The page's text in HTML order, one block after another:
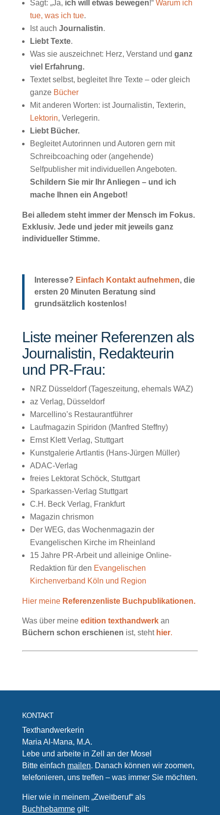
Sagt: „Ja, ich will etwas bewegen!“ Warum ich
tue, was ich tue.
Ist auch Journalistin.
Liebt Texte.
Was sie auszeichnet: Herz, Verstand und ganz
viel Erfahrung.
Textet selbst, begleitet Ihre Texte – oder gleich
ganze Bücher
Mit anderen Worten: ist Journalistin, Texterin,
Lektorin, Verlegerin.
Liebt Bücher.
Begleitet Autorinnen und Autoren gern mit
Schreibcoaching oder (angehende)
Selfpublisher mit individuellen Angeboten.
Schildern Sie mir Ihr Anliegen – und ich
mache Ihnen ein Angebot!
Bei alledem steht immer der Mensch im Fokus.
Exklusiv. Jede und jeder mit jeweils ganz
individueller Stimme.
Interesse? Einfach Kontakt aufnehmen, die
ersten 20 Minuten Beratung sind
grundsätzlich kostenlos!
Liste meiner Referenzen als
Journalistin, Redakteurin
und PR-Frau:
NRZ Düsseldorf (Tageszeitung, ehemals WAZ)
az Verlag, Düsseldorf
Marcellino’s Restaurantführer
Laufmagazin Spiridon (Manfred Steffny)
Ernst Klett Verlag, Stuttgart
Kunstgalerie Artlantis (Hans-Jürgen Müller)
ADAC-Verlag
freies Lektorat Schöck, Stuttgart
Sparkassen-Verlag Stuttgart
C.H. Beck Verlag, Frankfurt
Magazin chrismon
Der WEG, das Wochenmagazin der
Evangelischen Kirche im Rheinland
15 Jahre PR-Arbeit und alleinige Online-
Redaktion für den Evangelischen
Kirchenverband Köln und Region
Hier meine Referenzenliste Buchpublikationen.
Was über meine edition texthandwerkan
Büchern schon erschienen ist, steht hier.
KONTAKT
Texthandwerkerin
Maria Al-Mana, M.A.
Lebe und arbeite in Zell an der Mosel
Bitte einfach mailen. Danach können wir zoomen,
telefonieren, uns treffen – was immer Sie möchten.
Hier wie in meinem „Zweitberuf“ als
Buchhebammegilt: